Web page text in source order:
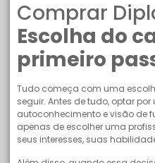
Comprar
Escolha do
primeiro
Tudo começa com uma
seguir. Antes de tudo, optar por
autoconhecimento e visão de
apenas de escolher uma
seus interesses, suas